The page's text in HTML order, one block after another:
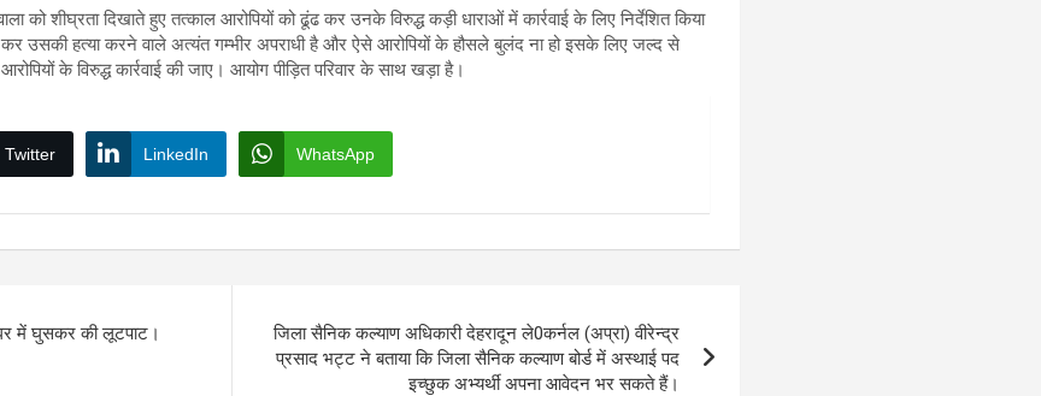
को शीघ्रता दिखाते हुए तत्काल आरोपियों को ढूंढ कर उनके विरुद्ध कड़ी धाराओं में कार्रवाई के लिए निर्देशित किया
उसकी हत्या करने वाले अत्यंत गम्भीर अपराधी है और ऐसे आरोपियों के हौसले बुलंद ना हो इसके लिए जल्द से
के विरुद्ध कार्रवाई की जाए। आयोग पीड़ित परिवार के साथ खड़ा है।
Twitter LinkedIn WhatsApp
में घुसकर की लूटपाट।
जिला सैनिक कल्याण अधिकारी देहरादून ले0कर्नल (अप्रा) वीरेन्द्र
प्रसाद भट्ट ने बताया कि जिला सैनिक कल्याण बोर्ड में अस्थाई पद
इच्छुक अभ्यर्थी अपना आवेदन भर सकते हैं।